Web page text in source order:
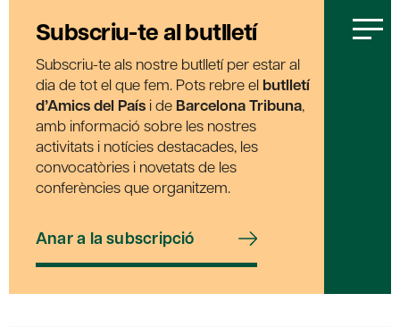
Subscriu-te al butlletí
Subscriu-te als nostre butlletí per estar al
dia de tot el que fem. Pots rebre el butlletí
d’Amics del País i de Barcelona Tribuna,
amb informació sobre les nostres
activitats i notícies destacades, les
convocatòries i novetats de les
conferències que organitzem.
Anar a la subscripció